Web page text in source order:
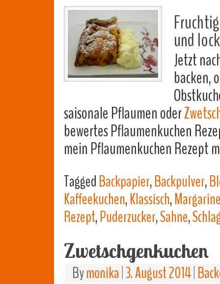
und
Jetzt
backen,
saisonale Pflaumen oder
bewertes Pflaumenkuchen
mein Pflaumenkuchen Rezept
TaggedBackpapier,Backpulver,
Kaffeekuchen,Klassisch,
Rezept,Puderzucker,Sahne,
Zwetschgenkuchen
Bymonika 3. August 2014